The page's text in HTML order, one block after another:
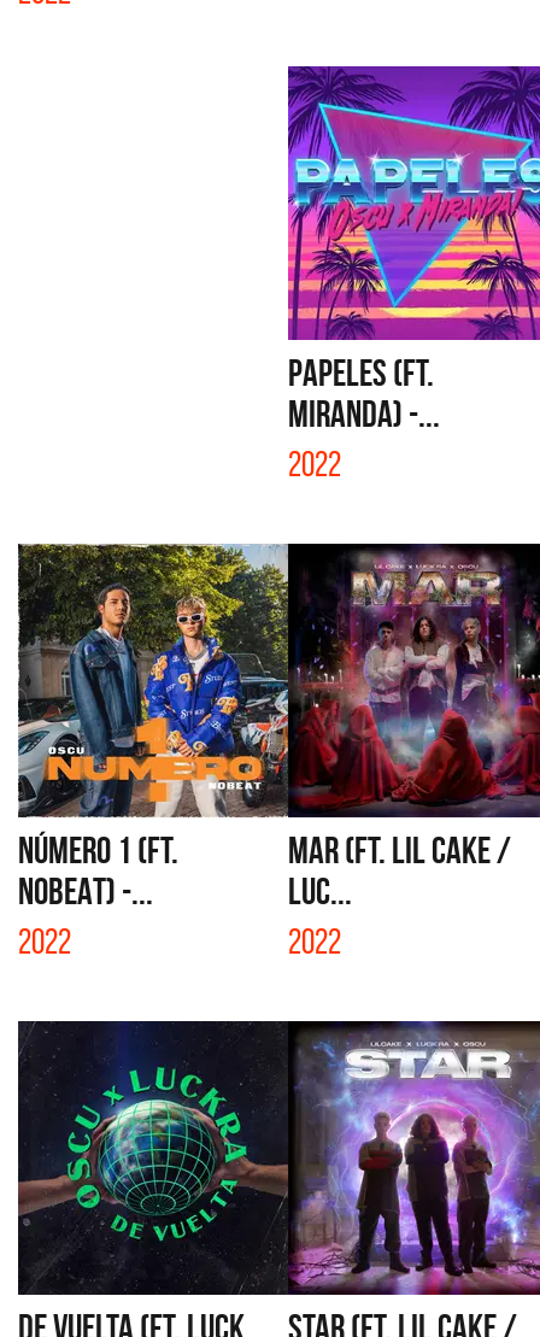
PAPELES (FT.
MIRANDA) -...
2022
NÚMERO 1 (FT.
NOBEAT) -...
2022
MAR (FT. LIL CAKE /
LUC...
2022
DE VUELTA (FT. LUCK
STAR (FT. LIL CAKE /